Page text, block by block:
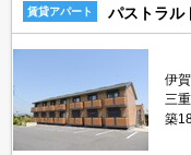
賃貸アパート パストラル
伊
三
築